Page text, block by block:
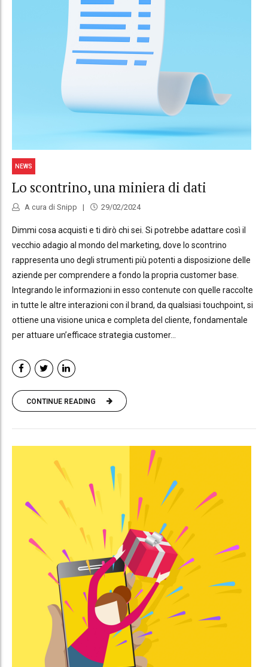
NEWS
Lo scontrino, una miniera di dati
A cura di Snipp 29/02/2024
Dimmi cosa acquisti e ti dirò chi sei. Si potrebbe adattare così il
vecchio adagio al mondo del marketing, dove lo scontrino
rappresenta uno degli strumenti più potenti a disposizione delle
aziende per comprendere a fondo la propria customer base.
Integrando le informazioni in esso contenute con quelle raccolte
in tutte le altre interazioni con il brand, da qualsiasi touchpoint, si
ottiene una visione unica e completa del cliente, fondamentale
per attuare un’efficace strategia customer...
CONTINUE READING